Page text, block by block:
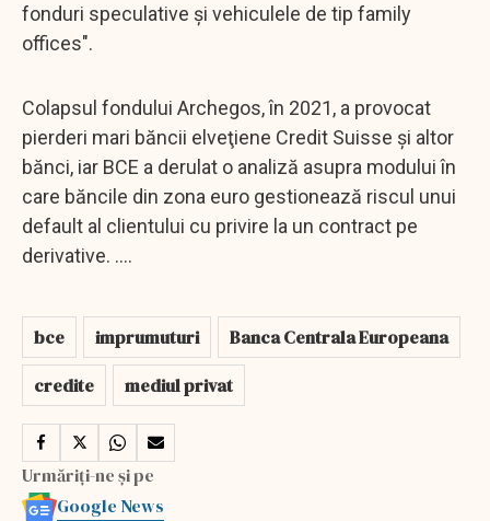
fonduri speculative şi vehiculele de tip family
offices".
Colapsul fondului Archegos, în 2021, a provocat
pierderi mari băncii elveţiene Credit Suisse şi altor
bănci, iar BCE a derulat o analiză asupra modului în
care băncile din zona euro gestionează riscul unui
default al clientului cu privire la un contract pe
derivative. ....
bce imprumuturi
Banca Centrala Europeana
credite
mediul privat
Urmăriți-ne și pe
Google News